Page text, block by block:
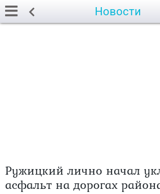
Новости
Ружицкий лично начал
асфальт на дорогах